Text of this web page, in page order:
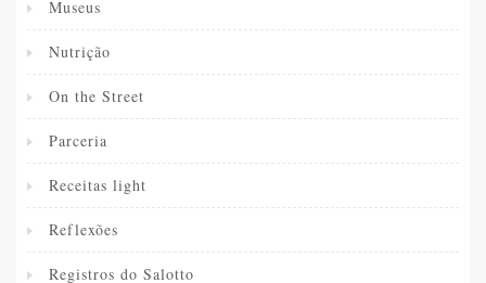
Museus
Nutrição
On the Street
Parceria
Receitas light
Reflexões
Registros do Salotto